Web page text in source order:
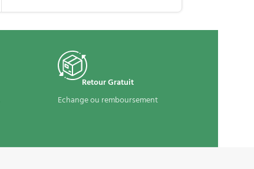
Retour Gratuit
Echange ou remboursement